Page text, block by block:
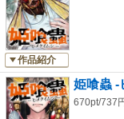
作品紹介
姫喰蟲 -
670pt/737